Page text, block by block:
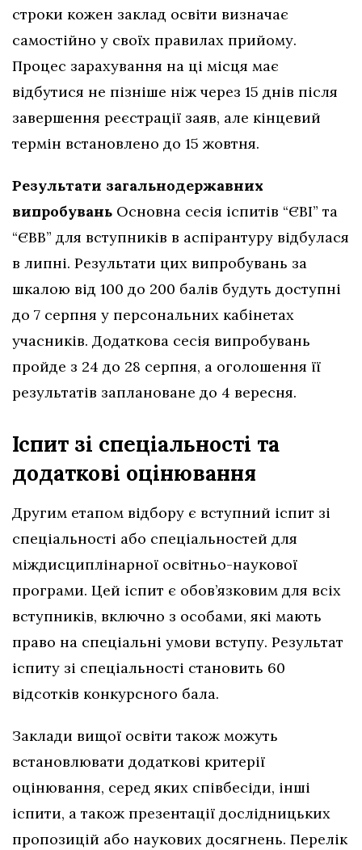
строки кожен заклад освіти визначає
самостійно у своїх правилах прийому.
Процес зарахування на ці місця має
відбутися не пізніше ніж через 15 днів після
завершення реєстрації заяв, але кінцевий
термін встановлено до 15 жовтня.
Результати загальнодержавних
випробувань Основна сесія іспитів “ЄВІ” та
“ЄВВ” для вступників в аспірантуру відбулася
в липні. Результати цих випробувань за
шкалою від 100 до 200 балів будуть доступні
до 7 серпня у персональних кабінетах
учасників. Додаткова сесія випробувань
пройде з 24 до 28 серпня, а оголошення її
результатів заплановане до 4 вересня.
Іспит зі спеціальності та
додаткові оцінювання
Другим етапом відбору є вступний іспит зі
спеціальності або спеціальностей для
міждисциплінарної освітньо-наукової
програми. Цей іспит є обов’язковим для всіх
вступників, включно з особами, які мають
право на спеціальні умови вступу. Результат
іспиту зі спеціальності становить 60
відсотків конкурсного бала.
Заклади вищої освіти також можуть
встановлювати додаткові критерії
оцінювання, серед яких співбесіди, інші
іспити, а також презентації дослідницьких
пропозицій або наукових досягнень. Перелік